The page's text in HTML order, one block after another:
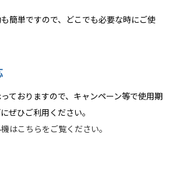
簡単ですので、どこでも必要な時にご使
ておりますので、キャンペーン等で使用期
ぜひご利用ください。
はこちらをご覧ください。